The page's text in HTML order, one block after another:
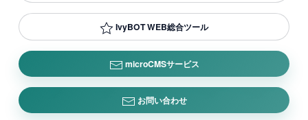
IvyBOT WEB総合ツール
microCMSサービス
お問い合わせ